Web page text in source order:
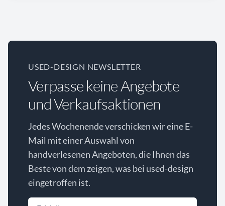
USED-DESIGN NEWSLETTER
Verpasse keine Angebote
und Verkaufsaktionen
Jedes Wochenende verschicken wir eine E-
Mail mit einer Auswahl von
handverlesenen Angeboten, die Ihnen das
Beste von dem zeigen, was bei used-design
eingetroffen ist.